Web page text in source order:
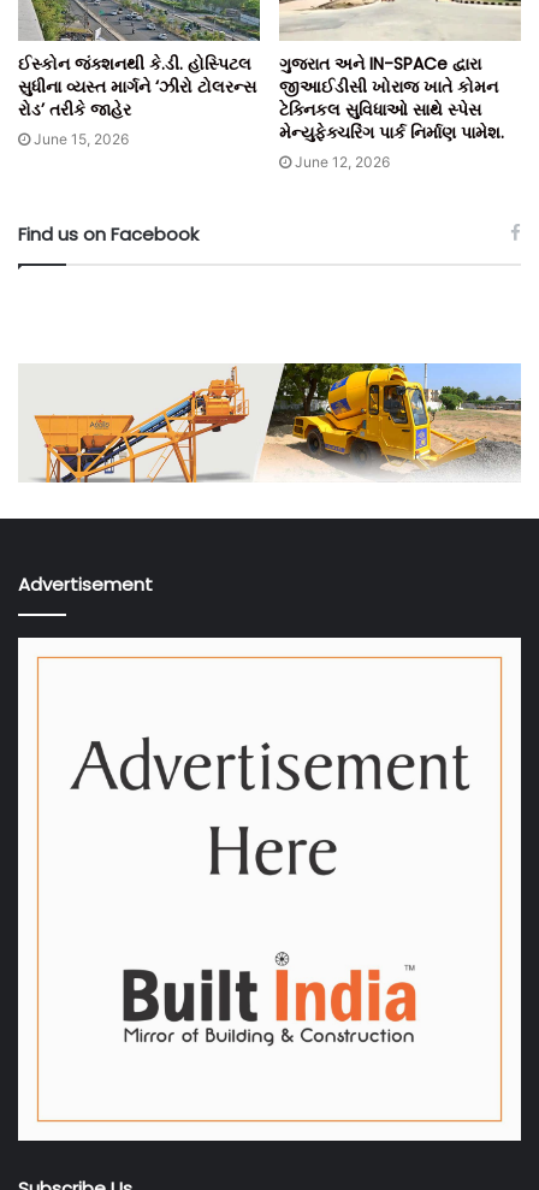
ઈસ્કોન જંક્શનથી કે.ડી. હોસ્પિટલ
સુધીના વ્યસ્ત માર્ગને ‘ઝીરો ટોલરન્સ
રોડ’ તરીકે જાહેર
June 15, 2026
ગુજરાત અને IN-SPACe દ્વારા
જીઆઈડીસી ખોરાજ ખાતે કોમન
ટેક્નિકલ સુવિધાઓ સાથે સ્પેસ
મેન્યુફેક્ચરિંગ પાર્ક નિર્માણ પામેશ.
June 12, 2026
Find us on Facebook
Advertisement